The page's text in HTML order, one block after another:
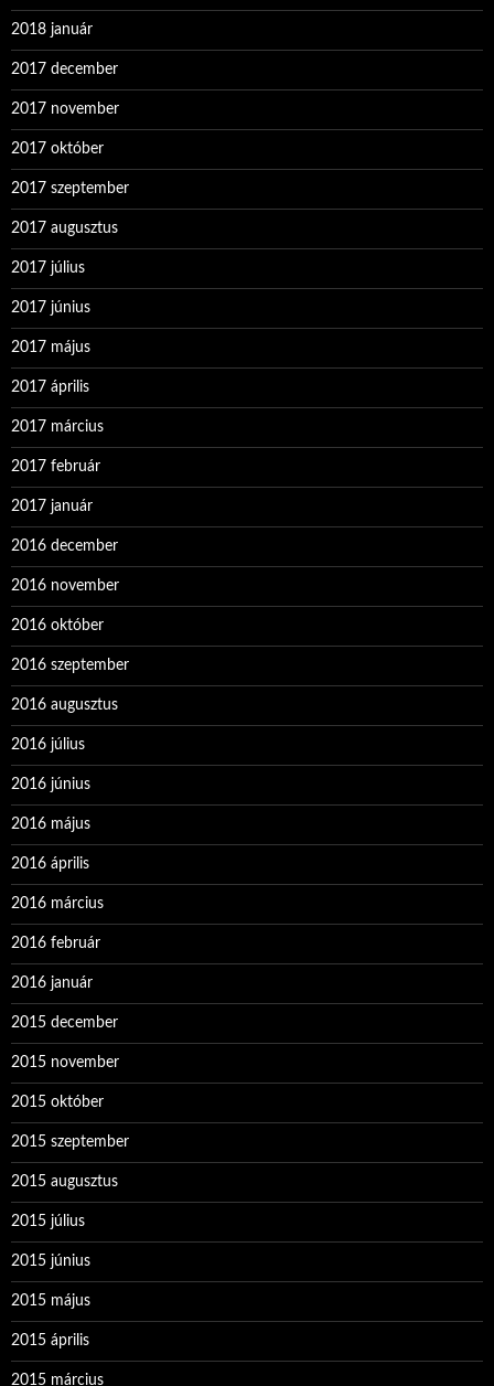
2018 január
2017 december
2017 november
2017 október
2017 szeptember
2017 augusztus
2017 július
2017 június
2017 május
2017 április
2017 március
2017 február
2017 január
2016 december
2016 november
2016 október
2016 szeptember
2016 augusztus
2016 július
2016 június
2016 május
2016 április
2016 március
2016 február
2016 január
2015 december
2015 november
2015 október
2015 szeptember
2015 augusztus
2015 július
2015 június
2015 május
2015 április
2015 március